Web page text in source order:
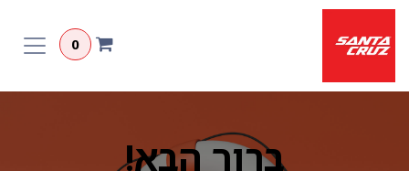
דלג לתוכן
0
ברוך הבא!